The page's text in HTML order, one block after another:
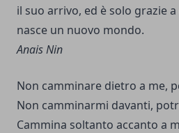
il suo arrivo, ed è solo grazie
nasce un nuovo mondo.
Anais Nin
Non camminare dietro a me,
Non camminarmi davanti,
Cammina soltanto accanto a